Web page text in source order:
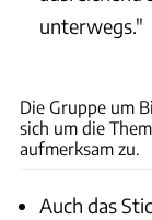
unterwegs."
Die Gruppe um
sich um die
aufmerksam zu.
Auch das